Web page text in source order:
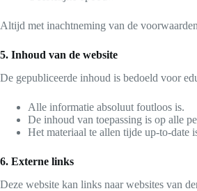
Altijd met inachtneming van de
5. Inhoud van de website
De gepubliceerde inhoud is bedoeld voor
Alle informatie absoluut foutloos is.
De inhoud van toepassing is op alle
Het materiaal te allen tijde up-to-date
6. Externe links
Deze website kan links naar websites van